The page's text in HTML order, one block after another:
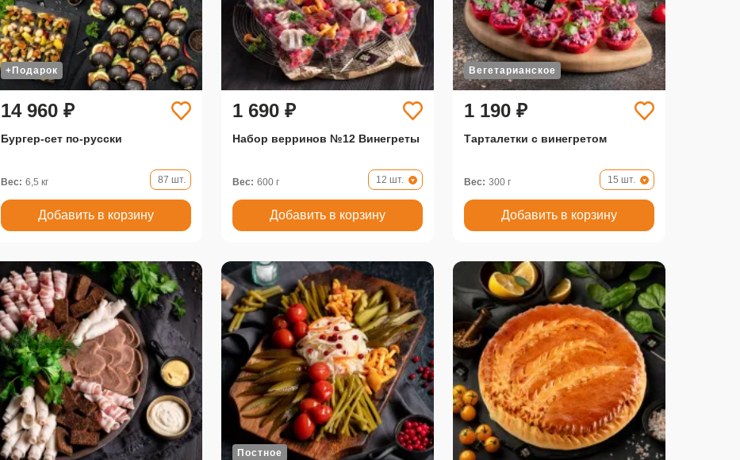
+Подарок
14 960 ₽
Бургер-сет по-русски
Вес: 6,5 кг 87 шт.
Добавить в корзину
1 690 ₽
Набор верринов №12 Винегреты
Вес: 600 г 12 шт.
Добавить в корзину
Вегетарианское
1 190 ₽
Тарталетки с винегретом
Вес: 300 г 15 шт.
Добавить в корзину
Постное